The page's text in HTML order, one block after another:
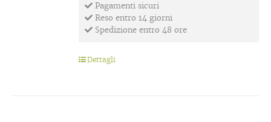
Pagamenti sicuri
Reso entro 14 giorni
Spedizione entro 48 ore
Dettagli